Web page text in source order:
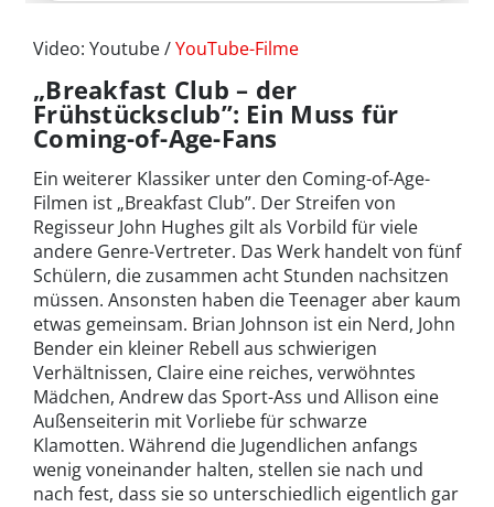
Video: Youtube /YouTube-Filme
„Breakfast Club – der
Frühstücksclub”: Ein Muss für
Coming-of-Age-Fans
Ein weiterer Klassiker unter den Coming-of-Age-
Filmen ist „Breakfast Club”. Der Streifen von
Regisseur John Hughes gilt als Vorbild für viele
andere Genre-Vertreter. Das Werk handelt von fünf
Schülern, die zusammen acht Stunden nachsitzen
müssen. Ansonsten haben die Teenager aber kaum
etwas gemeinsam. Brian Johnson ist ein Nerd, John
Bender ein kleiner Rebell aus schwierigen
Verhältnissen, Claire eine reiches, verwöhntes
Mädchen, Andrew das Sport-Ass und Allison eine
Außenseiterin mit Vorliebe für schwarze
Klamotten. Während die Jugendlichen anfangs
wenig voneinander halten, stellen sie nach und
nach fest, dass sie so unterschiedlich eigentlich gar